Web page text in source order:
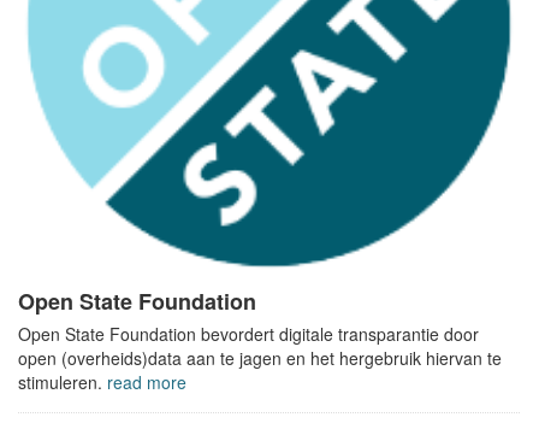
Open State Foundation
Open State Foundation bevordert digitale transparantie door
open (overheids)data aan te jagen en het hergebruik hiervan te
stimuleren. read more